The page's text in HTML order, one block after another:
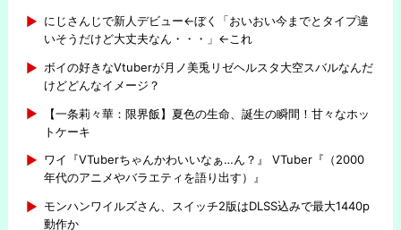
にじさんじで新人デビュー←ぼく「おいおい今までとタイプ違
いそうだけど大丈夫なん・・・」←これ
ボイの好きなVtuberが月ノ美兎リゼヘルスタ大空スバルなんだ
けどどんなイメージ？
【一条莉々華：限界飯】夏色の生命、誕生の瞬間！甘々なホッ
トケーキ
ワイ『VTuberちゃんかわいいなぁ…ん？』 VTuber『（2000
年代のアニメやバラエティを語り出す）』
モンハンワイルズさん、スイッチ2版はDLSS込みで最大1440p
動作か